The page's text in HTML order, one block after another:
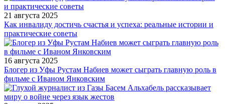
21 августа 2025
Как инвалиду достичь счастья и успеха: реальные истории и
практические советы
16 августа 2025
Блогер из Уфы Рустам Набиев может сыграть главную роль в
фильме с Иваном Янковским